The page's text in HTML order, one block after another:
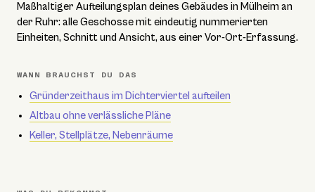
Maßhaltiger Aufteilungsplan deines Gebäudes in Mülheim an
der Ruhr: alle Geschosse mit eindeutig nummerierten
Einheiten, Schnitt und Ansicht, aus einer Vor-Ort-Erfassung.
WANN BRAUCHST DU DAS
Gründerzeithaus im Dichterviertel aufteilen
Altbau ohne verlässliche Pläne
Keller, Stellplätze, Nebenräume